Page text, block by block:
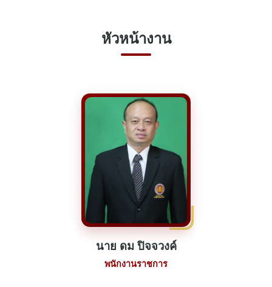
หัวหน้างาน
นาย ดม ปิจจวงค์
พนักงานราชการ